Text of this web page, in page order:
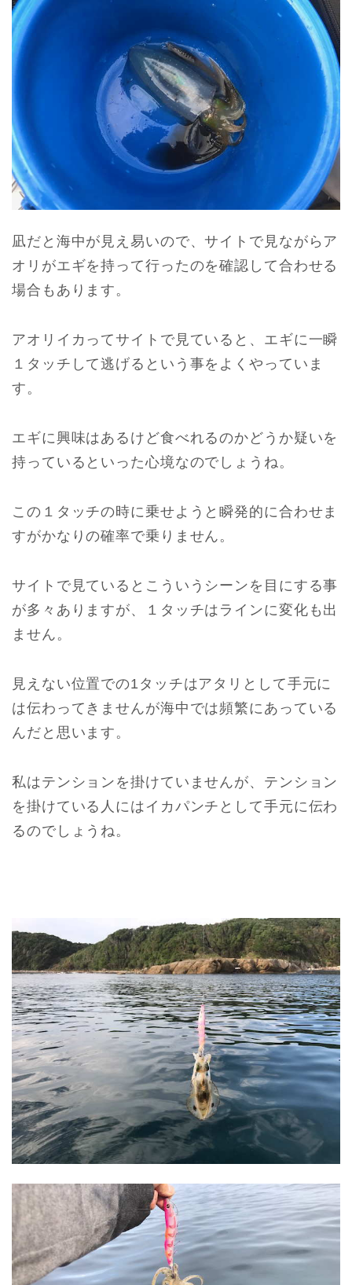
凪だと海中が見え易いので、サイトで見ながらア
オリがエギを持って行ったのを確認して合わせる
場合もあります。
アオリイカってサイトで見ていると、エギに一瞬
１タッチして逃げるという事をよくやっていま
す。
エギに興味はあるけど食べれるのかどうか疑いを
持っているといった心境なのでしょうね。
この１タッチの時に乗せようと瞬発的に合わせま
すがかなりの確率で乗りません。
サイトで見ているとこういうシーンを目にする事
が多々ありますが、１タッチはラインに変化も出
ません。
見えない位置での1タッチはアタリとして手元に
は伝わってきませんが海中では頻繁にあっている
んだと思います。
私はテンションを掛けていませんが、テンション
を掛けている人にはイカパンチとして手元に伝わ
るのでしょうね。